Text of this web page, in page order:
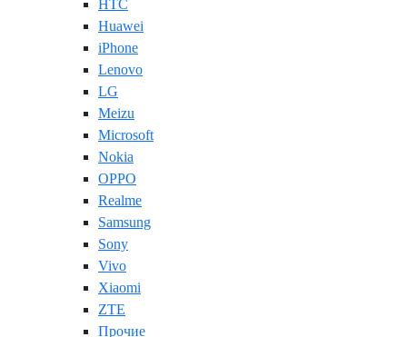
HTC
Huawei
iPhone
Lenovo
LG
Meizu
Microsoft
Nokia
OPPO
Realme
Samsung
Sony
Vivo
Xiaomi
ZTE
Прочие